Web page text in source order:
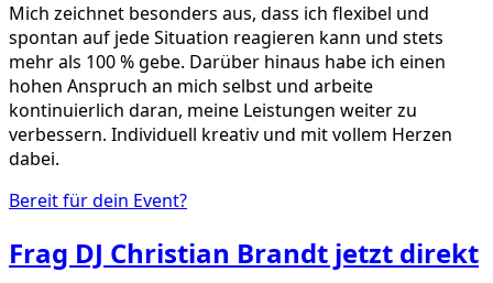
Mich zeichnet besonders aus, dass ich flexibel und
spontan auf jede Situation reagieren kann und stets
mehr als 100 % gebe. Darüber hinaus habe ich einen
hohen Anspruch an mich selbst und arbeite
kontinuierlich daran, meine Leistungen weiter zu
verbessern. Individuell kreativ und mit vollem Herzen
dabei.
Bereit für dein Event?
Frag DJ Christian Brandt jetzt direkt